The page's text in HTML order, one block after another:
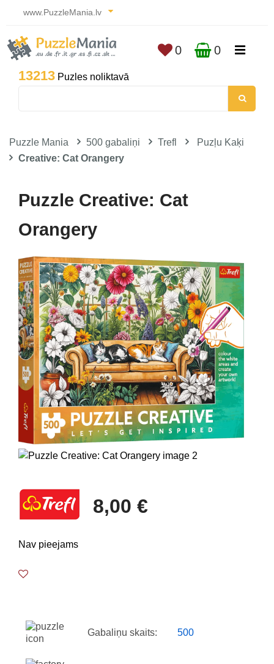
www.PuzzleMania.lv
13213 Puzles noliktavā
0 0
Puzzle Mania 500 gabaliņi Trefl
Puzļu Kaķi
Creative: Cat Orangery
Puzzle Creative: Cat
Orangery
8,00 €
Nav pieejams
Gabaliņu skaits: 500